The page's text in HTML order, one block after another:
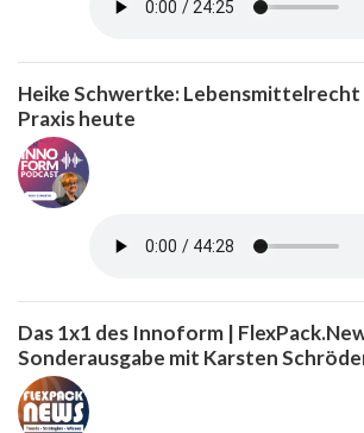
Heike Schwertke: Lebensmittelrecht
Praxis heute
Das 1x1 des Innoform |
Sonderausgabe mit Karsten